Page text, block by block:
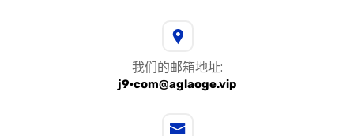
我们的邮箱地址:
j9·com@aglaoge.vip